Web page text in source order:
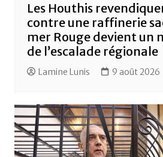
Les Houthis
contre une raffinerie
mer Rouge devient un
de l’escalade régionale
Lamine Lunis 9 août 2026